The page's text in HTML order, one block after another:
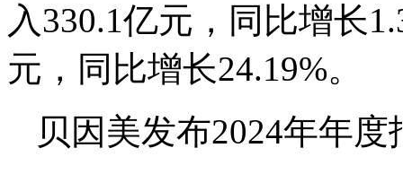
入330.1亿元，同比增长
元，同比增长24.19%。
贝因美发布2024年年